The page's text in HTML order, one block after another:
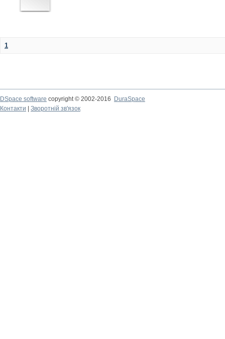
1
DSpace software copyright © 2002-2016
DuraSpace
Контакти
Зворотній зв'язок